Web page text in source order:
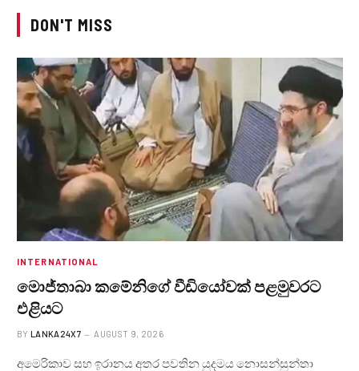
DON'T MISS
INTERNATIONAL
මොජ්තාබා කමේනිගේ වීඩියෝවක් පළමුවරට
එළියට
BY LANKA24X7 AUGUST 9, 2026
අමෙරිකාව සහ ඉරානය අතර පවතින යුදමය නොසන්සුන්තා